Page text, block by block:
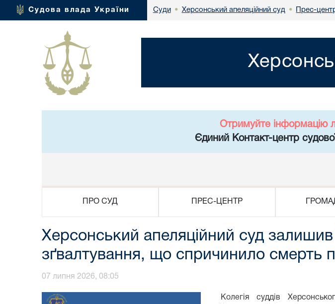
Судова влада України Суди • Херсонський апеляційний суд • Прес-
Отримуйте інформацію
Єдиний Контакт-центр
ПРО СУД ПРЕС-ЦЕНТР
Херсонський апеляційний суд
зґвалтування, що спричинило смерть
07 липня 2026, 08:05
Колегія суддів